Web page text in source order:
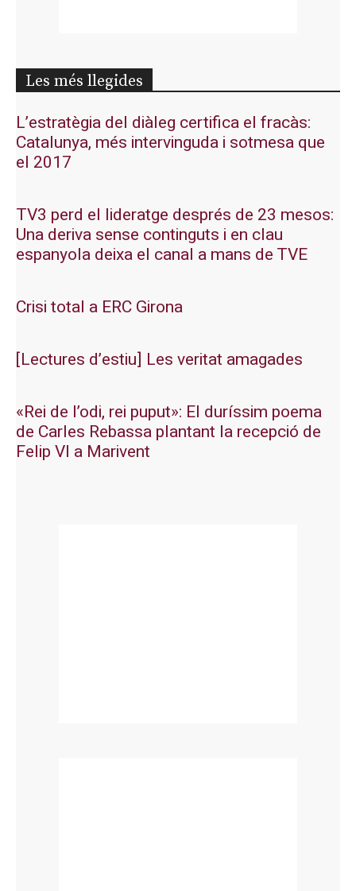
Les més llegides
L’estratègia del diàleg certifica el fracàs:
Catalunya, més intervinguda i sotmesa que
el 2017
TV3 perd el lideratge després de 23 mesos:
Una deriva sense continguts i en clau
espanyola deixa el canal a mans de TVE
Crisi total a ERC Girona
[Lectures d’estiu] Les veritat amagades
«Rei de l’odi, rei puput»: El duríssim poema
de Carles Rebassa plantant la recepció de
Felip VI a Marivent